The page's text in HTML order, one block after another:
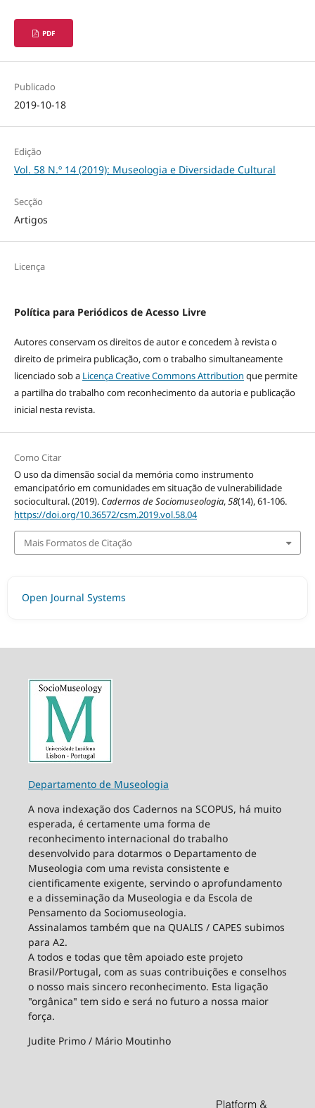
PDF
Publicado
2019-10-18
Edição
Vol. 58 N.º 14 (2019): Museologia e Diversidade Cultural
Secção
Artigos
Licença
Política para Periódicos de Acesso Livre
Autores conservam os direitos de autor e concedem à revista o
direito de primeira publicação, com o trabalho simultaneamente
licenciado sob a Licença Creative Commons Attribution que permite
a partilha do trabalho com reconhecimento da autoria e publicação
inicial nesta revista.
Como Citar
O uso da dimensão social da memória como instrumento
emancipatório em comunidades em situação de vulnerabilidade
sociocultural. (2019). Cadernos de Sociomuseologia,58(14), 61-106.
https://doi.org/10.36572/csm.2019.vol.58.04
Mais Formatos de Citação
Open Journal Systems
Departamento de Museologia
A nova indexação dos Cadernos na SCOPUS, há muito
esperada, é certamente uma forma de
reconhecimento internacional do trabalho
desenvolvido para dotarmos o Departamento de
Museologia com uma revista consistente e
cientificamente exigente, servindo o aprofundamento
e a disseminação da Museologia e da Escola de
Pensamento da Sociomuseologia.
Assinalamos também que na QUALIS / CAPES subimos
para A2.
A todos e todas que têm apoiado este projeto
Brasil/Portugal, com as suas contribuições e conselhos
o nosso mais sincero reconhecimento. Esta ligação
"orgânica" tem sido e será no futuro a nossa maior
força.
Judite Primo / Mário Moutinho